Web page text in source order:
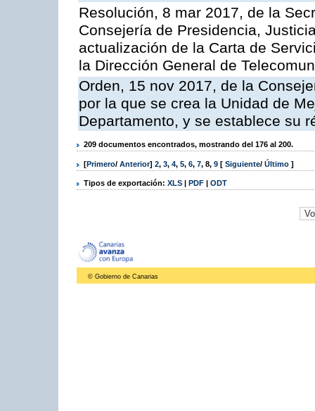
Resolución, 8 mar 2017, de la
Consejería de Presidencia,
actualización de la Carta de
la Dirección General de
Orden, 15 nov 2017, de la
por la que se crea la Unidad de
Departamento, y se establece su
209 documentos encontrados, mostrando del 176 al 200.
[Primero/ Anterior] 2, 3, 4, 5, 6, 7, 8, 9 [ Siguiente/ Último ]
Tipos de exportación: XLS | PDF | ODT
© Gobierno de Canarias